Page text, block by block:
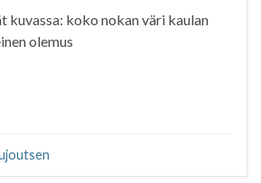
kuvassa: koko nokan väri kaulan
olemus